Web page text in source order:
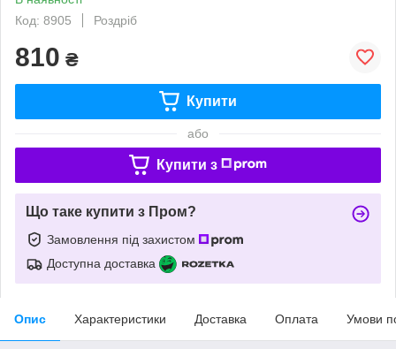
Код: 8905
Роздріб
810 ₴
Купити
або
Купити з
Що таке купити з Пром?
Замовлення під захистом
Доступна доставка
Опис Характеристики Доставка Оплата Умови